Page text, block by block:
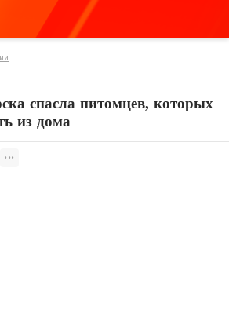
спасла питомцев, которых
из дома